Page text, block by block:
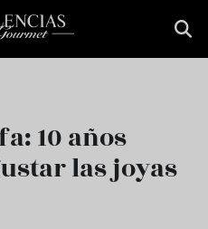
10 años
las joyas